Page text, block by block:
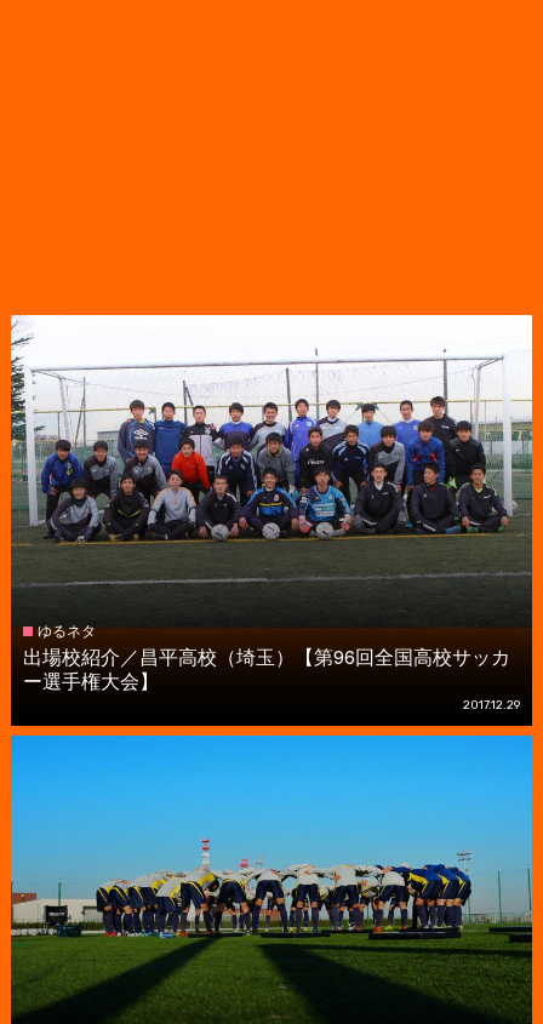
ゆるネタ
出場校紹介／昌平高校（埼玉）【第96回全国高校サッカ
ー選手権大会】
2017.12.29